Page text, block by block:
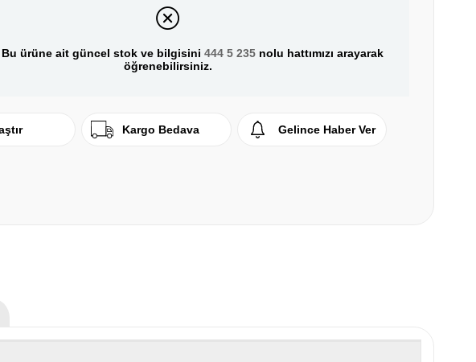
Bu ürüne ait güncel stok ve bilgisini 444 5 235nolu hattımızı arayarak
öğrenebilirsiniz.
Kargo Bedava Gelince Haber Ver